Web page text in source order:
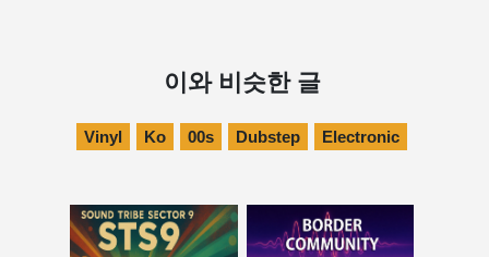
이와 비슷한 글
Vinyl Ko 00s Dubstep Electronic